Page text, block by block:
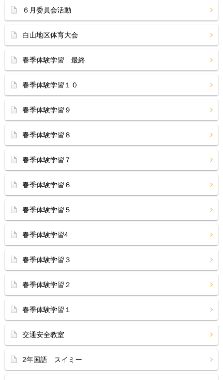
６月委員会活動
白山地区体育大会
春季体験学習 最終
春季体験学習１０
春季体験学習９
春季体験学習８
春季体験学習７
春季体験学習６
春季体験学習５
春季体験学習4
春季体験学習３
春季体験学習２
春季体験学習１
交通安全教室
2年国語 スイミー